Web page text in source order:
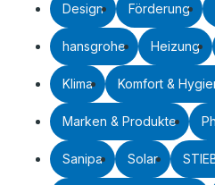
Design Förderung
hansgrohe Heizung
Klima Komfort &
Marken & Produkte
Sanipa Solar